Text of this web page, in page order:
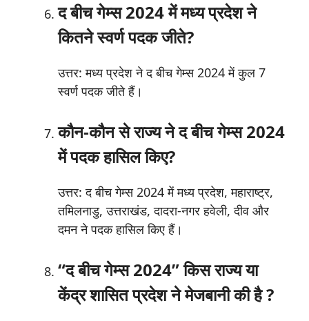
द बीच गेम्स 2024 में मध्य प्रदेश ने
कितने स्वर्ण पदक जीते?
उत्तर: मध्य प्रदेश ने द बीच गेम्स 2024 में कुल 7
स्वर्ण पदक जीते हैं।
कौन-कौन से राज्य ने द बीच गेम्स 2024
में पदक हासिल किए?
उत्तर: द बीच गेम्स 2024 में मध्य प्रदेश, महाराष्ट्र,
तमिलनाडु, उत्तराखंड, दादरा-नगर हवेली, दीव और
दमन ने पदक हासिल किए हैं।
“द बीच गेम्स 2024” किस राज्य या
केंद्र शासित प्रदेश ने मेजबानी की है ?